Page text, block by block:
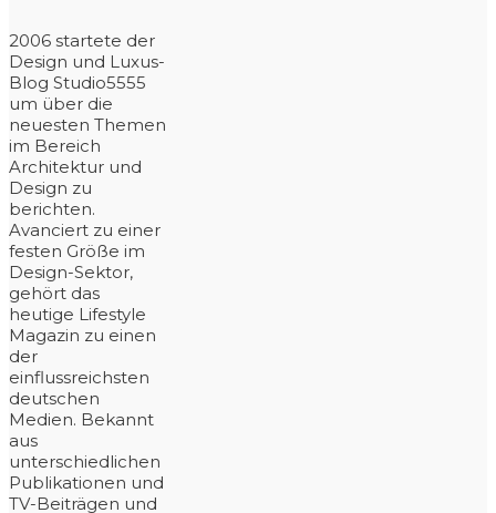
2006 startete der
Design und Luxus-
Blog Studio5555
um über die
neuesten Themen
im Bereich
Architektur und
Design zu
berichten.
Avanciert zu einer
festen Größe im
Design-Sektor,
gehört das
heutige Lifestyle
Magazin zu einen
der
einflussreichsten
deutschen
Medien. Bekannt
aus
unterschiedlichen
Publikationen und
TV-Beiträgen und